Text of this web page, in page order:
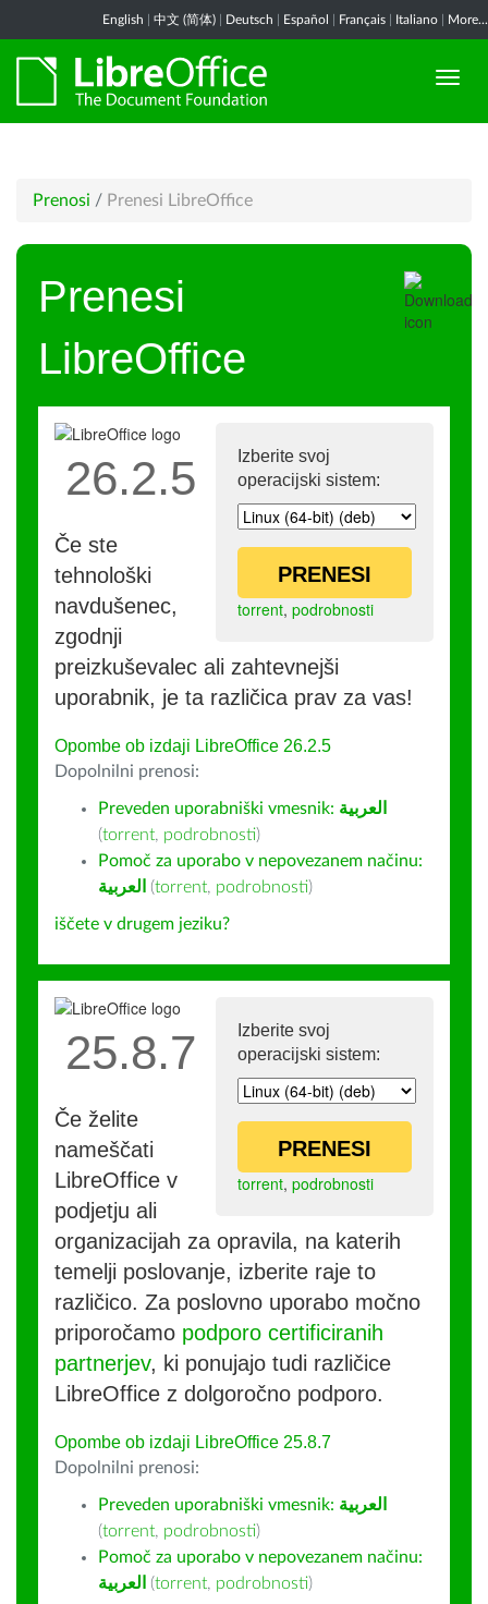
English 中文 (简体) Deutsch Español Français Italiano More...
Prenosi / Prenesi LibreOffice
Prenesi
LibreOffice
Izberite svoj
operacijski sistem:
PRENESI
torrent, podrobnosti
26.2.5
Če ste
tehnološki
navdušenec,
zgodnji
preizkuševalec ali zahtevnejši
uporabnik, je ta različica prav za vas!
Opombe ob izdaji LibreOffice 26.2.5
Dopolnilni prenosi:
Preveden uporabniški vmesnik: العربية
(torrent, podrobnosti)
Pomoč za uporabo v nepovezanem načinu:
العربية
(torrent, podrobnosti)
iščete v drugem jeziku?
Izberite svoj
operacijski sistem:
PRENESI
torrent, podrobnosti
25.8.7
Če želite
nameščati
LibreOffice v
podjetju ali
organizacijah za opravila, na katerih
temelji poslovanje, izberite raje to
različico. Za poslovno uporabo močno
priporočamo podporo certificiranih
partnerjev, ki ponujajo tudi različice
LibreOffice z dolgoročno podporo.
Opombe ob izdaji LibreOffice 25.8.7
Dopolnilni prenosi:
Preveden uporabniški vmesnik: العربية
(torrent, podrobnosti)
Pomoč za uporabo v nepovezanem načinu:
العربية
(torrent, podrobnosti)